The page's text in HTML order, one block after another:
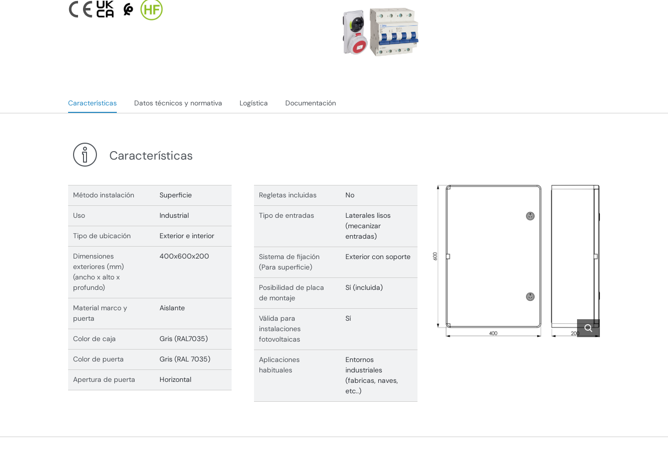
Características Datos técnicos y normativa Logística Documentación
Características
Método instalación Superficie
Uso Industrial
Tipo de ubicación Exterior e interior
Dimensiones
exteriores (mm)
(ancho x alto x
profundo)
400x600x200
Material marco y
puerta
Aislante
Color de caja Gris (RAL7035)
Color de puerta Gris (RAL 7035)
Apertura de puerta Horizontal
Regletas incluidas No
Tipo de entradas
Laterales lisos
(mecanizar
entradas)
Sistema de fijación
(Para superficie)
Exterior con soporte
Posibilidad de placa
de montaje
Sí (incluida)
Válida para
instalaciones
fotovoltaicas
Sí
Aplicaciones
habituales
Entornos
industriales
(fabricas, naves,
etc..)